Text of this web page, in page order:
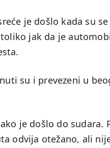
je došlo kada su
jak da je
su i prevezeni u
je došlo do sudara.
odvija otežano, ali